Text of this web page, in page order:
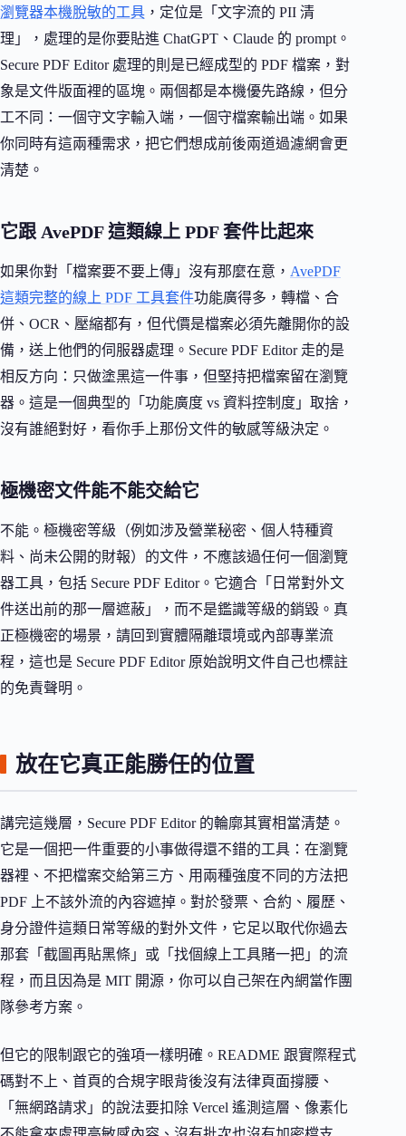
瀏覽器本機脫敏的工具 ，定位是「文字流的 PII 清
理」，處理的是你要貼進 ChatGPT、Claude 的 prompt。
Secure PDF Editor 處理的則是已經成型的 PDF 檔案，對
象是文件版面裡的區塊。兩個都是本機優先路線，但分
工不同：一個守文字輸入端，一個守檔案輸出端。如果
你同時有這兩種需求，把它們想成前後兩道過濾網會更
清楚。
它跟 AvePDF 這類線上 PDF 套件比起來
如果你對「檔案要不要上傳」沒有那麼在意， AvePDF
這類完整的線上 PDF 工具套件功能廣得多，轉檔、合
併、OCR、壓縮都有，但代價是檔案必須先離開你的設
備，送上他們的伺服器處理。Secure PDF Editor 走的是
相反方向：只做塗黑這一件事，但堅持把檔案留在瀏覽
器。這是一個典型的「功能廣度 vs 資料控制度」取捨，
沒有誰絕對好，看你手上那份文件的敏感等級決定。
極機密文件能不能交給它
不能。極機密等級（例如涉及營業秘密、個人特種資
料、尚未公開的財報）的文件，不應該過任何一個瀏覽
器工具，包括 Secure PDF Editor。它適合「日常對外文
件送出前的那一層遮蔽」，而不是鑑識等級的銷毀。真
正極機密的場景，請回到實體隔離環境或內部專業流
程，這也是 Secure PDF Editor 原始說明文件自己也標註
的免責聲明。
放在它真正能勝任的位置
講完這幾層，Secure PDF Editor 的輪廓其實相當清楚。
它是一個把一件重要的小事做得還不錯的工具：在瀏覽
器裡、不把檔案交給第三方、用兩種強度不同的方法把
PDF 上不該外流的內容遮掉。對於發票、合約、履歷、
身分證件這類日常等級的對外文件，它足以取代你過去
那套「截圖再貼黑條」或「找個線上工具賭一把」的流
程，而且因為是 MIT 開源，你可以自己架在內網當作團
隊參考方案。
但它的限制跟它的強項一樣明確。README 跟實際程式
碼對不上、首頁的合規字眼背後沒有法律頁面撐腰、
「無網路請求」的說法要扣除 Vercel 遙測這層、像素化